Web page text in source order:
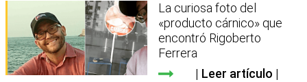
La curiosa foto del
«producto cárnico» que
encontró Rigoberto
Ferrera
Leer artículo